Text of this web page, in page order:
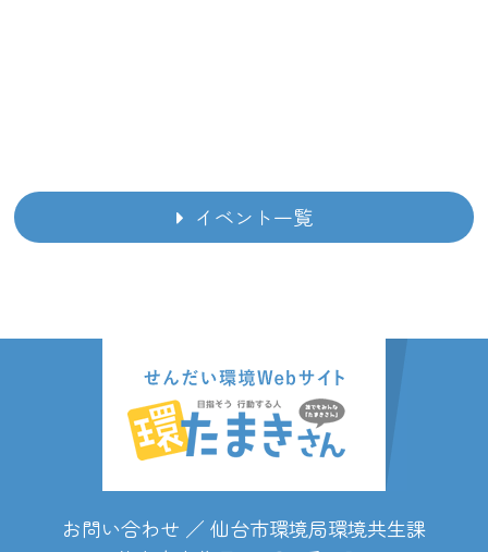
9月3日（日） エコフェスタに出展します！
2023/07/20
7月22日（土）、7月23日（日）TBC夏祭り
2023に出展します！
2023/06/22
イベント一覧
お問い合わせ ／ 仙台市環境局環境共生課